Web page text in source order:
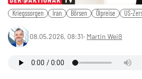
Kriegssorgen Iran Börsen Ölpreise US-
08.05.2026, 08:31‧ Martin Weiß